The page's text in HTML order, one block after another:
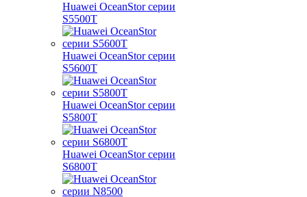
Huawei OceanStor серии
S5500T
Huawei OceanStor серии
S5600T
Huawei OceanStor серии
S5800T
Huawei OceanStor серии
S6800T